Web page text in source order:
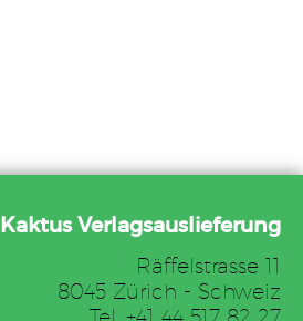
Kaktus Verlagsauslieferung
Räffelstrasse 11
8045 Zürich - Schweiz
Tel. +41 44 517 82 27